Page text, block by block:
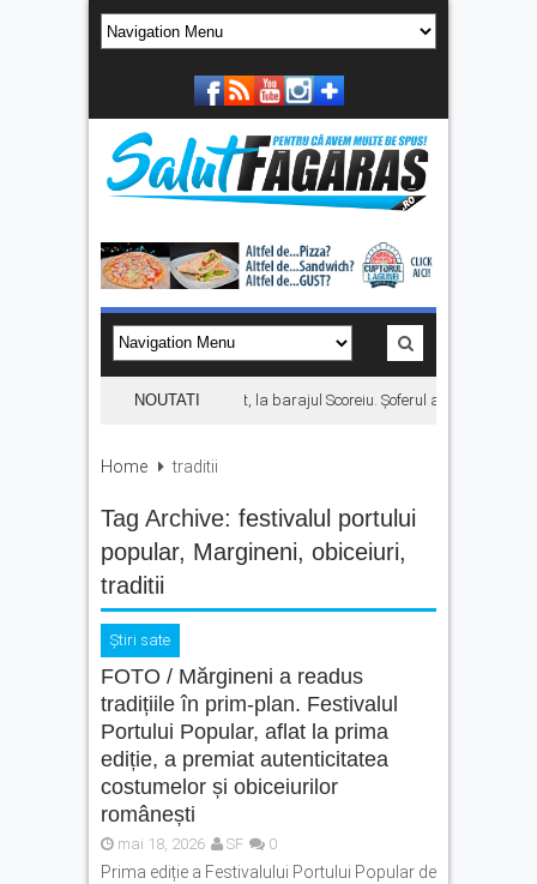
NOUTATI
Autoturism căzut în râul Olt, la barajul Scoreiu. Șoferul a reușit să iasă
Home traditii
Tag Archive: festivalul portului
popular, Margineni, obiceiuri,
traditii
Știri sate
FOTO / Mărgineni a readus
tradițiile în prim-plan. Festivalul
Portului Popular, aflat la prima
ediție, a premiat autenticitatea
costumelor și obiceiurilor
românești
mai 18, 2026 SF 0
Prima ediție a Festivalului Portului Popular de